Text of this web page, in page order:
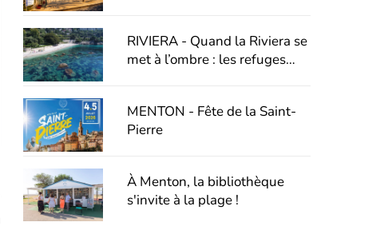
vivre
RIVIERA - Quand la Riviera se
met à l’ombre : les refuges
MENTON - Fête de la Saint-
Pierre
À Menton, la bibliothèque
s'invite à la plage !